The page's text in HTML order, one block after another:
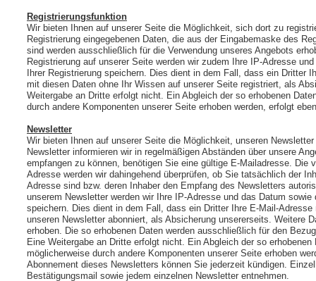
Registrierungsfunktion
Wir bieten Ihnen auf unserer Seite die Möglichkeit, sich dort zu
Registrierung eingegebenen Daten, die aus der Eingabemaske des
sind werden ausschließlich für die Verwendung unseres Angebots
Registrierung auf unserer Seite werden wir zudem Ihre IP-Adresse
Ihrer Registrierung speichern. Dies dient in dem Fall, dass ein Dritter
mit diesen Daten ohne Ihr Wissen auf unserer Seite registriert, als
Weitergabe an Dritte erfolgt nicht. Ein Abgleich der so erhobenen
durch andere Komponenten unserer Seite erhoben werden, erfolgt
Newsletter
Wir bieten Ihnen auf unserer Seite die Möglichkeit, unseren
Newsletter informieren wir in regelmäßigen Abständen über unsere
empfangen zu können, benötigen Sie eine gültige E-Mailadresse. Die
Adresse werden wir dahingehend überprüfen, ob Sie tatsächlich der
Adresse sind bzw. deren Inhaber den Empfang des Newsletters
unserem Newsletter werden wir Ihre IP-Adresse und das Datum sowie
speichern. Dies dient in dem Fall, dass ein Dritter Ihre E-Mail-
unseren Newsletter abonniert, als Absicherung unsererseits. Weitere
erhoben. Die so erhobenen Daten werden ausschließlich für den
Eine Weitergabe an Dritte erfolgt nicht. Ein Abgleich der so
möglicherweise durch andere Komponenten unserer Seite erhoben
Abonnement dieses Newsletters können Sie jederzeit kündigen.
Bestätigungsmail sowie jedem einzelnen Newsletter entnehmen.